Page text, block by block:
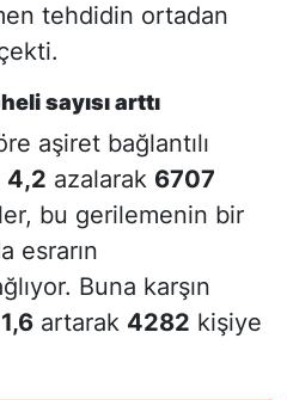
tehdidin ortadan
sayısı arttı
aşiret bağlantılı
4,2 azalarak 6707
bu gerilemenin bir
esrarın
Buna karşın
1,6artarak 4282 kişiye